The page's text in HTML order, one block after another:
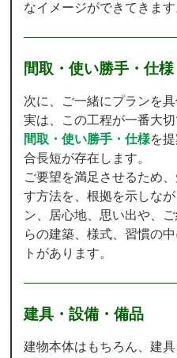
なイメージができてきます
間取・使い勝手・仕様
次に、ご一緒にプランを具
実は、この工程が一番大切
間取・使い勝手・仕様を
合長短が存在します。
ご要望を満足させるため
す方法を、根拠を示しな
ン、居心地、思い出や、
らの建築、様式、習慣の
トがあります。
建具・設備・備品
建物本体はもちろん、建